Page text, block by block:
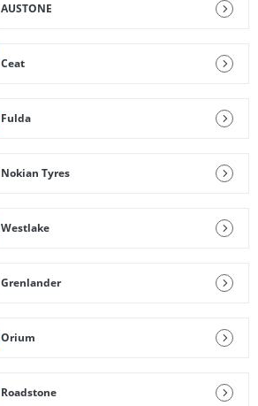
AUSTONE
Ceat
Fulda
Nokian Tyres
Westlake
Grenlander
Orium
Roadstone